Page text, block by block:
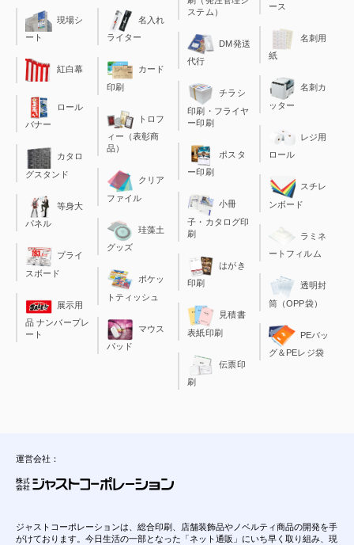
現場シ
ート
紅白幕
ロール
バナー
カタロ
グスタンド
等身大
パネル
プライ
スボード
展示用
品 ナンバープレ
ート
名入れ
ライター
カード
印刷
トロフ
ィー（表彰商
品）
クリア
ファイル
珪藻土
グッズ
ポケッ
トティッシュ
マウス
パッド
ステム）
DM発送
代行
チラシ
印刷・フライヤ
ー印刷
ポスタ
ー印刷
小冊
子・カタログ印
刷
はがき
印刷
見積書
表紙印刷
伝票印
刷
ース
名刺用
紙
名刺カ
ッター
レジ用
ロール
スチレ
ンボード
ラミネ
ートフィルム
透明封
筒（OPP袋）
PEバッ
グ＆PEレジ袋
運営会社：
ジャストコーポレーションは、総合印刷、店舗装飾品やノベルティ商品の開発を手
がけております。今日生活の一部となった「ネット通販」にいち早く取り組み、現